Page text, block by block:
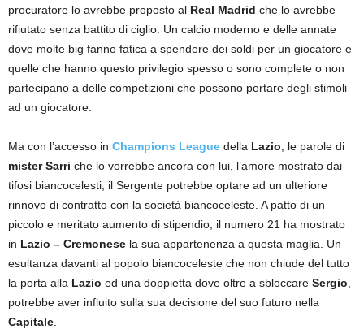
procuratore lo avrebbe proposto al Real Madrid che lo avrebbe
rifiutato senza battito di ciglio. Un calcio moderno e delle annate
dove molte big fanno fatica a spendere dei soldi per un giocatore e
quelle che hanno questo privilegio spesso o sono complete o non
partecipano a delle competizioni che possono portare degli stimoli
ad un giocatore.
Ma con l’accesso in Champions League della Lazio , le parole di
mister Sarri che lo vorrebbe ancora con lui, l’amore mostrato dai
tifosi biancocelesti, il Sergente potrebbe optare ad un ulteriore
rinnovo di contratto con la società biancoceleste. A patto di un
piccolo e meritato aumento di stipendio, il numero 21 ha mostrato
in Lazio – Cremonese la sua appartenenza a questa maglia. Un
esultanza davanti al popolo biancoceleste che non chiude del tutto
la porta alla Lazio ed una doppietta dove oltre a sbloccare Sergio
potrebbe aver influito sulla sua decisione del suo futuro nella
Capitale